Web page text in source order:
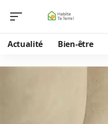
Actualité Bien-être